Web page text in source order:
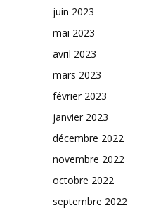
juin 2023
mai 2023
avril 2023
mars 2023
février 2023
janvier 2023
décembre 2022
novembre 2022
octobre 2022
septembre 2022